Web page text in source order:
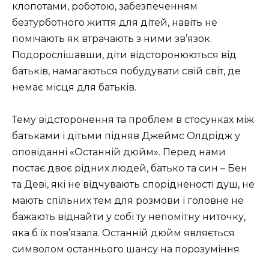
клопотами, роботою, забезпеченням
безтурботного життя для дітей, навіть не
помічають як втрачають з ними зв’язок.
Подорослішавши, діти відсторонюються від
батьків, намагаються побудувати свій світ, де
немає місця для батьків.
Тему відсторонення та проблем в стосунках між
батьками і дітьми підняв Джеймс Олдрідж у
оповіданні «Останній дюйм». Перед нами
постає двоє рідних людей, батько та син – Бен
та Деві, які не відчувають спорідненості душ, не
мають спільних тем для розмови і головне не
бажають віднайти у собі ту непомітну ниточку,
яка б їх пов’язала. Останній дюйм являється
символом останнього шансу на порозуміння